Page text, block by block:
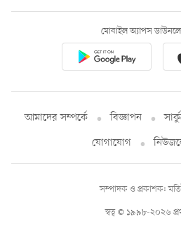
মোবাইল অ্যাপস
আমাদের সম্পর্কে বিজ্ঞাপন
যোগাযোগ
স্বত্ব © ১৯৯৮-২০২৬
সম্পাদক ও প্রকাশক: